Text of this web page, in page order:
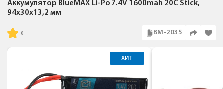
Аккумулятор BlueMAX Li-Po 7.4V 1600mah 20C Stick,
94x30x13,2 мм
BM-2035
ХИТ